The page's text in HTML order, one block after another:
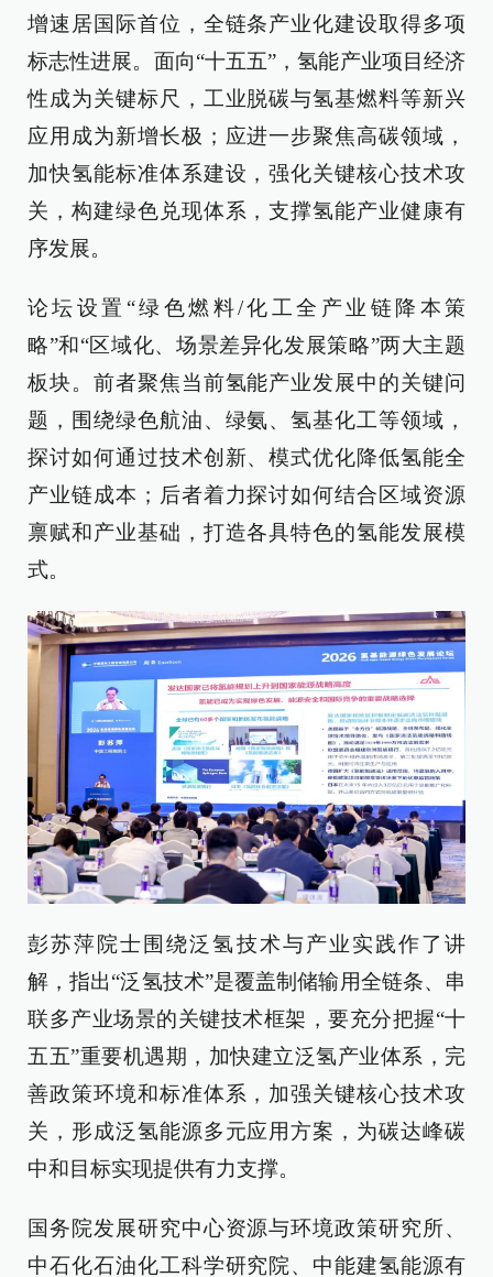
增速居国际首位，全链条产业化建设取得多项
标志性进展。面向“十五五”，氢能产业项目经济
性成为关键标尺，工业脱碳与氢基燃料等新兴
应用成为新增长极；应进一步聚焦高碳领域，
加快氢能标准体系建设，强化关键核心技术攻
关，构建绿色兑现体系，支撑氢能产业健康有
序发展。
论坛设置“绿色燃料/化工全产业链降本策
略”和“区域化、场景差异化发展策略”两大主题
板块。前者聚焦当前氢能产业发展中的关键问
题，围绕绿色航油、绿氨、氢基化工等领域，
探讨如何通过技术创新、模式优化降低氢能全
产业链成本；后者着力探讨如何结合区域资源
禀赋和产业基础，打造各具特色的氢能发展模
式。
彭苏萍院士围绕泛氢技术与产业实践作了讲
解，指出“泛氢技术”是覆盖制储输用全链条、串
联多产业场景的关键技术框架，要充分把握“十
五五”重要机遇期，加快建立泛氢产业体系，完
善政策环境和标准体系，加强关键核心技术攻
关，形成泛氢能源多元应用方案，为碳达峰碳
中和目标实现提供有力支撑。
国务院发展研究中心资源与环境政策研究所、
中石化石油化工科学研究院、中能建氢能源有